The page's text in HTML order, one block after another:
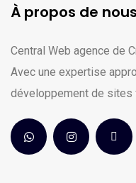
À propos de nous
Central Web agence de
Avec une expertise
développement de sites